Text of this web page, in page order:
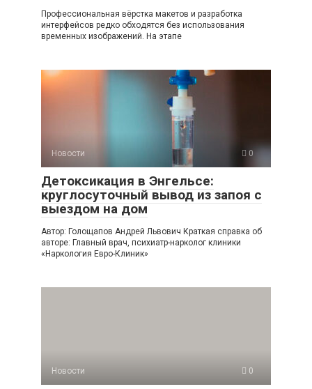
Профессиональная вёрстка макетов и разработка
интерфейсов редко обходятся без использования
временных изображений. На этапе
Новости 0
Детоксикация в Энгельсе:
круглосуточный вывод из запоя с
выездом на дом
Автор: Голощапов Андрей Львович Краткая справка об
авторе: Главный врач, психиатр-нарколог клиники
«Наркология Евро-Клиник»
Новости 0